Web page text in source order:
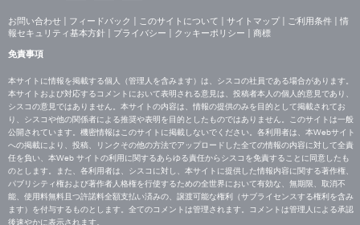
お問い合わせ フィードバック このサイトについて サイトマップ ご利用条件
情
報セキュリティ基本方針
プライバシー クッキーポリシー 商標
免責事項
本サイトに情報を掲載する個人（管理人を含みます）は、シスコの社員である場合があります。
本サイトおよび対応するコメントにおいて表明される意見は、投稿者本人の個人的意見であり、
シスコの意見ではありません。本サイトの内容は、情報の提供のみを目的として掲載されてお
り、シスコや他の関係者による推奨や表明を目的としたものではありません。このサイトは一般
公開されています。機密情報はこのサイトに掲載しないでください。各利用者は、本Webサイト
への掲載により、投稿、リンクその他の方法でアップロードした全ての情報の内容に対して全責
任を負い、本Web サイトの利用に関するあらゆる責任からシスコを免責することに同意したも
のとします。また、各利用者は、シスコに対し、本サイトに提供した情報内容に関する著作権、
パブリシティ権および著作者人格権を行使するための全世界において有効な、無期限、取消不
能、使用料無料且つ許諾料全額支払い済みの、譲渡可能な権利（サブライセンスする権利を含み
ます）を付与するものとします。全てのコメントは管理されます。コメントは管理人による承認
後速やかに表示されます。